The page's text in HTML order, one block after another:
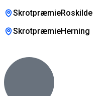
SkrotpræmieRoskilde
SkrotpræmieHerning